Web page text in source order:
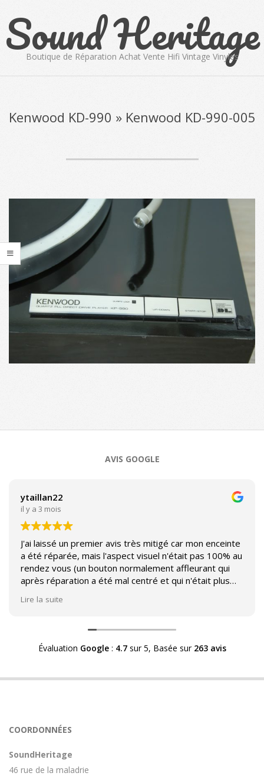
content
Sound Heritage
Boutique de Réparation Achat Vente Hifi Vintage Vinyles
MenuKenwood KD-990 » Kenwood KD-990-005
AVIS GOOGLE
ytaillan22
il y a 3 mois
J'ai laissé un premier avis très mitigé car mon enceinte
a été réparée, mais l'aspect visuel n'était pas 100% au
rendez vous (un bouton normalement affleurant qui
après réparation a été mal centré et qui n'était plus
Héritage afin d'échanger sur mon expérience et on
m'a fourni des explications sur le pourquoi cet aspect
visuel.
enceinte n'est plus fabriqué (et donc vendu) et que
Avoir ce genre d'explication est utile et valorisant pour
rendez le matériel.
Lire la suite
Évaluation Google: 4.7sur 5, Basée sur 263 avis
COORDONNÉES
SoundHeritage
46 rue de la maladrie